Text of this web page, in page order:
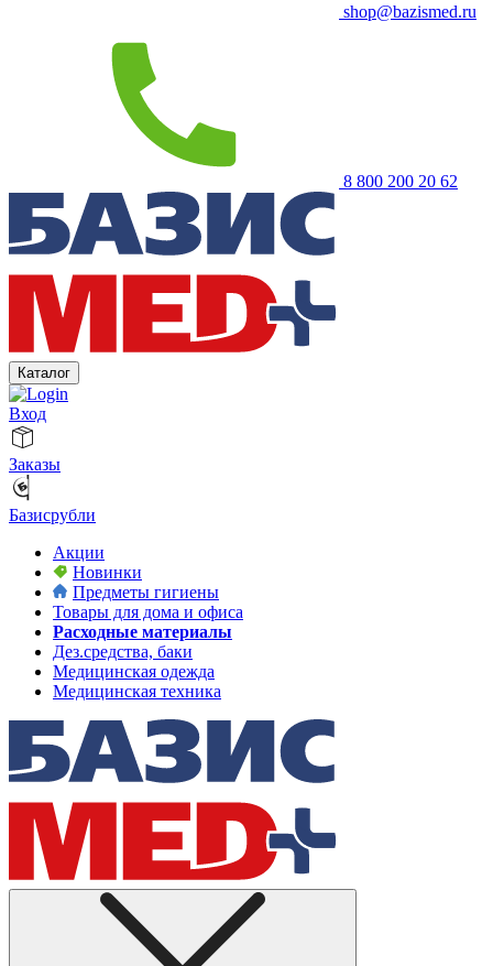
shop@bazismed.ru
8 800 200 20 62
Каталог
Вход
Заказы
Базисрубли
Акции
Новинки
Предметы гигиены
Товары для дома и офиса
Расходные материалы
Дез.средства, баки
Медицинская одежда
Медицинская техника